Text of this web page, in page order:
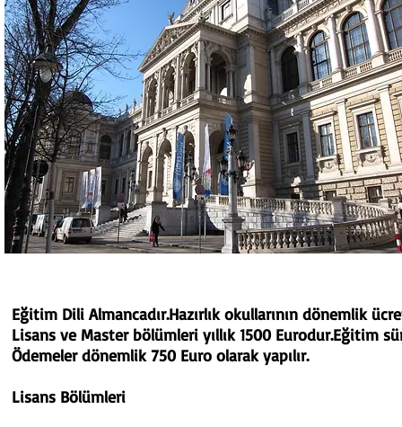
Eğitim Dili Almancadır.Hazırlık okullarının dönemlik
Lisans ve Master bölümleri yıllık 1500 Eurodur.Eğitim
Ödemeler dönemlik 750 Euro olarak yapılır.
Lisans Bölümleri